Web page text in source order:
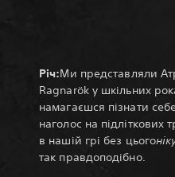
Річ:Ми представляли
Ragnarök у шкільних
намагаєшся пізнати
наголос на підліткових
в нашій грі без цього
так правдоподібно.